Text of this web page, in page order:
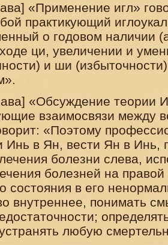
«Применение игл»
практикующий
о годовом наличии (
ци, увеличении и
и ши
«Обсуждение теории
взаимосвязи между
«Поэтому
Инь в Ян, вести Ян в Инь,
болезни слева,
болезней на правой
состояния в его
внутреннее, понимать
любую